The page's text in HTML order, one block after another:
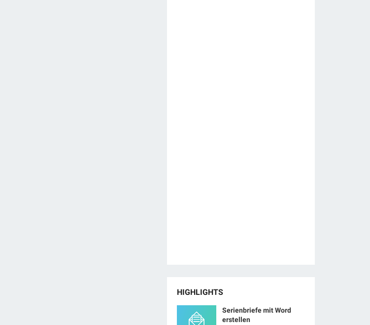
HIGHLIGHTS
Serienbriefe mit Word
erstellen